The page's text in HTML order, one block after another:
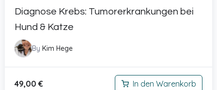
Diagnose Krebs: Tumorerkrankungen bei
Hund & Katze
By Kim Hege
49,00 € In den Warenkorb